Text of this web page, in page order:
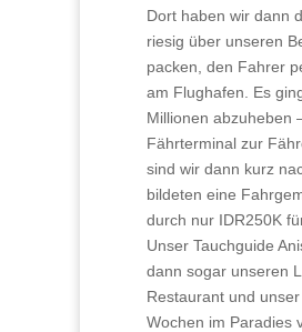
Dort haben wir dann
riesig über unseren
packen, den Fahrer
am Flughafen. Es
Millionen abzuheben
Fährterminal zur
sind wir dann kurz
bildeten eine
durch nur IDR250K
Unser Tauchguide
dann sogar unseren
Restaurant und
Wochen im Paradies